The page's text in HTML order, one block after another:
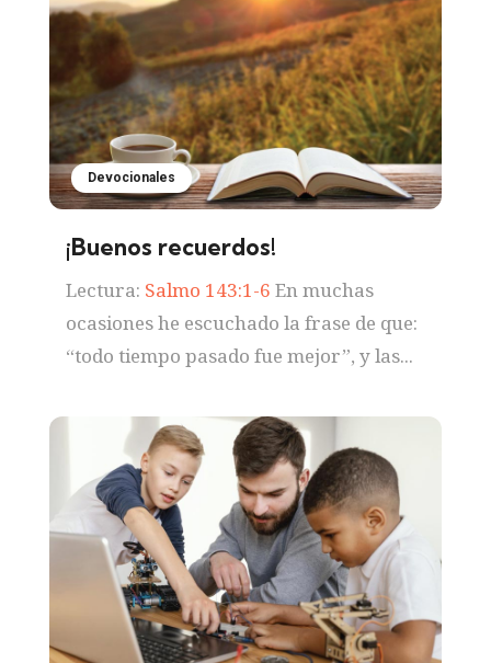
Devocionales
¡Buenos recuerdos!
Lectura: Salmo 143:1-6 En muchas
ocasiones he escuchado la frase de que:
“todo tiempo pasado fue mejor”, y las...